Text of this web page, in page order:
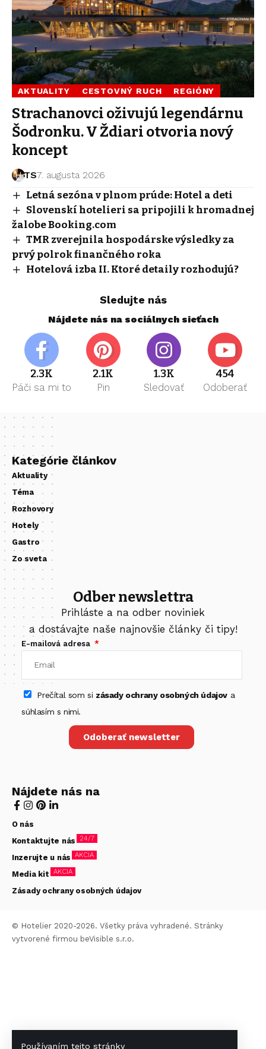
Používaním tejto stránky
AKTUALITY CESTOVNÝ RUCH REGIÓNY
Strachanovci oživujú legendárnu
Šodronku. V Ždiari otvoria nový
koncept
TS7. augusta 2026
Letná sezóna v plnom prúde: Hotel a deti
Slovenskí hotelieri sa pripojili k hromadnej
žalobe Booking.com
TMR zverejnila hospodárske výsledky za
prvý polrok finančného roka
Hotelová izba II. Ktoré detaily rozhodujú?
Sledujte nás
Nájdete nás na sociálnych sieťach
2.3K
Páči sa mi to
2.1K
Pin
1.3K
Sledovať
454
Odoberať
Kategórie článkov
Aktuality
Téma
Rozhovory
Hotely
Gastro
Zo sveta
Odber newslettra
Prihláste a na odber noviniek
a dostávajte naše najnovšie články či tipy!
E-mailová adresa
Prečítal som si zásady ochrany osobných údajova
súhlasím s nimi.
Odoberať newsletter
Nájdete nás na
O nás
Kontaktujte nás 24/7
Inzerujte u nás AKCIA
Media kit AKCIA
Zásady ochrany osobných údajov
© Hotelier 2020-2026. Všetky práva vyhradené. Stránky
vytvorené firmou beVisible s.r.o.